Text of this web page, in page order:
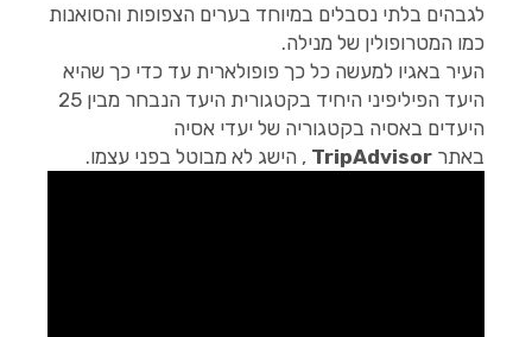
לגבהים בלתי נסבלים במיוחד בערים הצפופות והסואנות
כמו המטרופולין של מנילה.
העיר באגיו למעשה כל כך פופולארית עד כדי כך שהיא
היעד הפיליפיני היחיד בקטגורית היעד הנבחר מבין 25
היעדים באסיה בקטגוריה של יעדי אסיה
באתר TripAdvisor , הישג לא מבוטל בפני עצמו.